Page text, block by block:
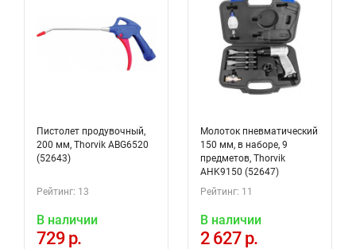
Пистолет продувочный,
200 мм, Thorvik ABG6520
(52643)
Рейтинг: 13
В наличии
729 р.
Молоток пневматический
150 мм, в наборе, 9
предметов, Thorvik
AHK9150 (52647)
Рейтинг: 11
В наличии
2 627 р.